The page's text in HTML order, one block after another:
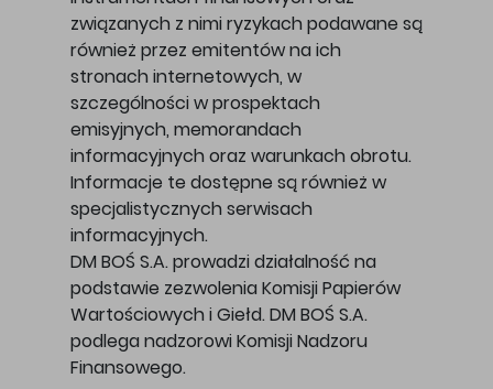
związanych z nimi ryzykach podawane są
również przez emitentów na ich
stronach internetowych, w
szczególności w prospektach
emisyjnych, memorandach
informacyjnych oraz warunkach obrotu.
Informacje te dostępne są również w
specjalistycznych serwisach
informacyjnych.
DM BOŚ S.A. prowadzi działalność na
podstawie zezwolenia Komisji Papierów
Wartościowych i Giełd. DM BOŚ S.A.
podlega nadzorowi Komisji Nadzoru
Finansowego.